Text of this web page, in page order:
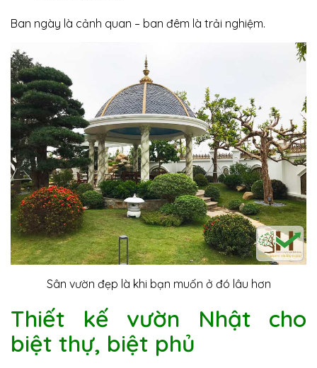
Ban ngày là cảnh quan – ban đêm là trải nghiệm.
Sân vườn đẹp là khi bạn muốn ở đó lâu hơn
Thiết kế vườn Nhật cho
biệt thự, biệt phủ